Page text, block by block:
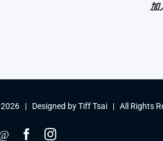
加
2026 | Designed byTiff Tsai | All Rights
FacebookInstagram